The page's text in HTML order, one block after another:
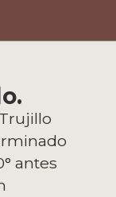
antes